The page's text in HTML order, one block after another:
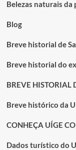
Belezas naturais da
Blog
Breve historial de
Breve historial do
BREVE HISTORIAL
Breve histórico da
CONHEÇA UÍGE
Dados turístico do